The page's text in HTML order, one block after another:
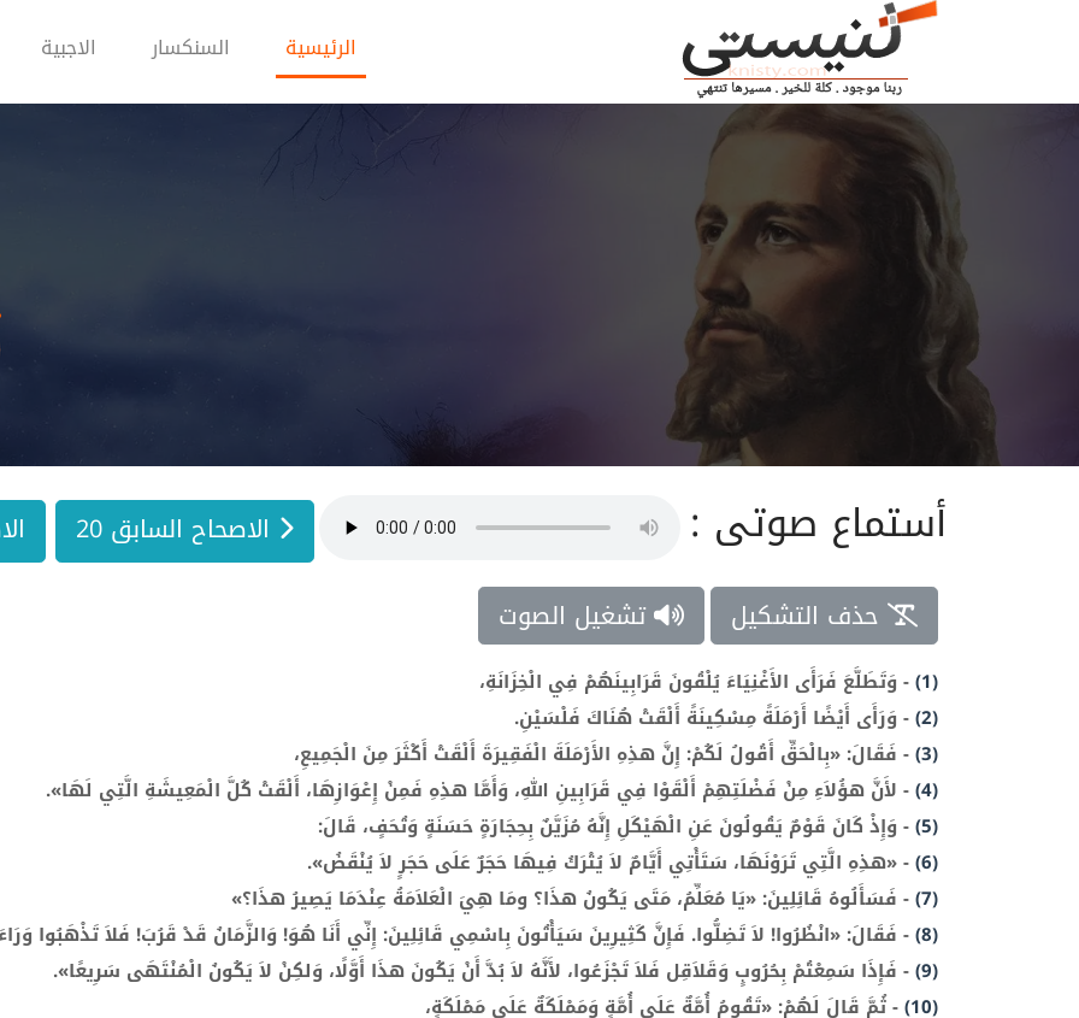
الرئيسية
(current) السنكسار الاجبية
(21) -
أستماع صوتى : الاصحاح السابق 20
حذف التشكيل
تشغيل الصوت
(1)
- وَتَطَلَّعَ فَرَأَى الأَغْنِيَاءَ يُلْقُونَ قَرَابِينَهُمْ فِي الْخِزَانَةِ،
(2)
- وَرَأَى أَيْضًا أَرْمَلَةً مِسْكِينَةً أَلْقَتْ هُنَاكَ فَلْسَيْنِ.
(3)
- فَقَالَ: «بِالْحَقِّ أَقُولُ لَكُمْ: إِنَّ هذِهِ الأَرْمَلَةَ الْفَقِيرَةَ أَلْقَتْ أَكْثَرَ مِنَ الْجَمِيعِ،
(4)
- لأَنَّ هؤُلاَءِ مِنْ فَضْلَتِهِمْ أَلْقَوْا فِي قَرَابِينِ اللهِ، وَأَمَّا هذِهِ فَمِنْ إِعْوَازِهَا، أَلْقَتْ كُلَّ الْمَعِيشَةِ الَّتِي لَهَا».
(5)
- وَإِذْ كَانَ قَوْمٌ يَقُولُونَ عَنِ الْهَيْكَلِ إِنَّهُ مُزَيَّنٌ بِحِجَارَةٍ حَسَنَةٍ وَتُحَفٍ، قَالَ:
(6)
-«هذِهِ الَّتِي تَرَوْنَهَا، سَتَأْتِي أَيَّامٌ لاَ يُتْرَكُ فِيهَا حَجَرٌ عَلَى حَجَرٍ لاَ يُنْقَضُ».
(7)
- فَسَأَلُوهُ قَائِلِينَ: «يَا مُعَلِّمُ، مَتَى يَكُونُ هذَا؟ ومَا هِيَ الْعَلاَمَةُ عِنْدَمَا يَصِيرُ هذَا؟»
(8)
- فَقَالَ: «انْظُرُوا! لاَ تَضِلُّوا. فَإِنَّ كَثِيرِينَ سَيَأْتُونَ بِاسْمِي قَائِلِينَ: إِنِّي أَنَا هُوَ! وَالزَّمَانُ قَدْ قَرُبَ! فَلاَ تَذْهَبُوا
(9)
- فَإِذَا سَمِعْتُمْ بِحُرُوبٍ وَقَلاَقِل فَلاَ تَجْزَعُوا، لأَنَّهُ لاَ بُدَّ أَنْ يَكُونَ هذَا أَوَّلًا، وَلكِنْ لاَ يَكُونُ الْمُنْتَهَى سَرِيعًا».
(10)
-ثُمَّ قَالَ لَهُمْ: «تَقُومُ أُمَّةٌ عَلَى أُمَّةٍ وَمَمْلَكَةٌ عَلَى مَمْلَكَةٍ،